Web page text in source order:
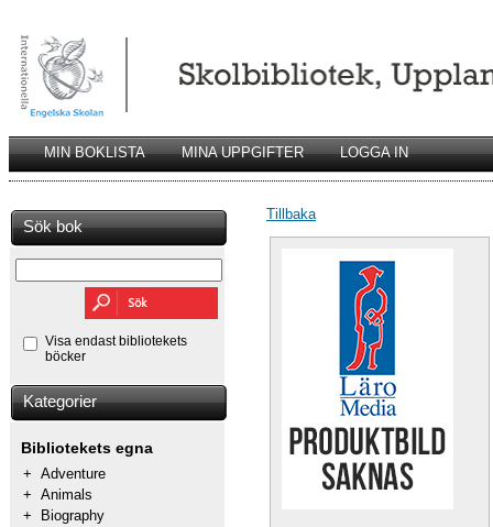
MIN BOKLISTA MINA UPPGIFTER LOGGA IN
Sök bok
Visa endast bibliotekets
böcker
Kategorier
Bibliotekets egna
+ Adventure
+ Animals
+
Biography
Tillbaka